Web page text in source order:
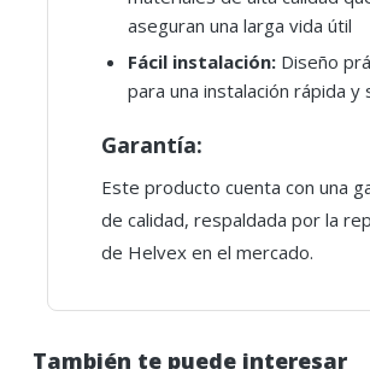
aseguran una larga vida útil
Fácil instalación: Diseño
para una instalación rápida y
Garantía:
Este producto cuenta con una
de calidad, respaldada por la
de Helvex en el mercado.
También te puede interesar